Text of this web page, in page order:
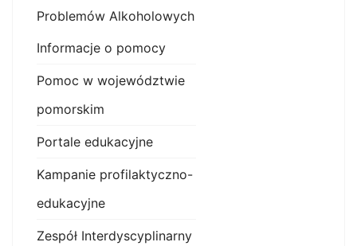
Problemów Alkoholowych
Informacje o pomocy
Pomoc w województwie
pomorskim
Portale edukacyjne
Kampanie profilaktyczno-
edukacyjne
Zespół Interdyscyplinarny